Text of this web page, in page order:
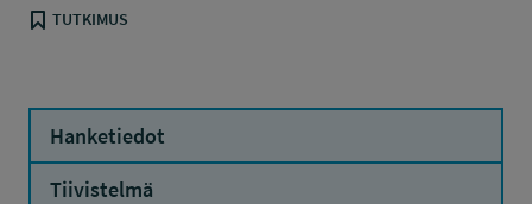
TUTKIMUS
Hanketiedot
Tiivistelmä